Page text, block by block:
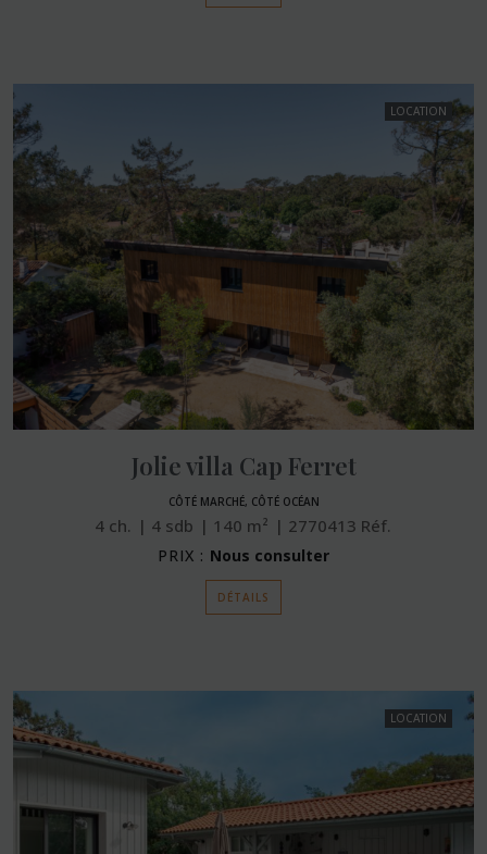
LOCATION
Jolie villa Cap Ferret
CÔTÉ MARCHÉ, CÔTÉ OCÉAN
4 ch. 4 sdb 140 m² 2770413 Réf.
PRIX : Nous consulter
DÉTAILS
LOCATION